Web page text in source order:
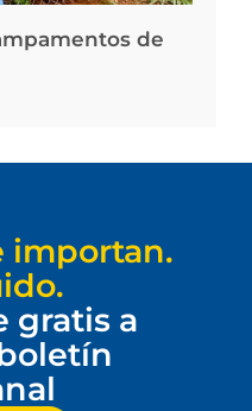
de
importan.
gratis a